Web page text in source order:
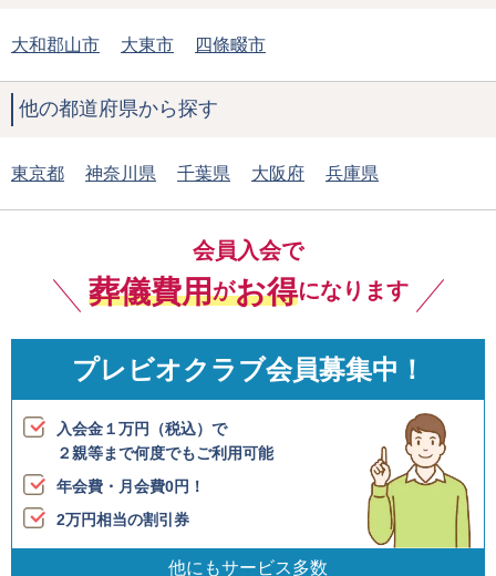
大和郡山市 大東市 四條畷市
他の都道府県から探す
東京都 神奈川県 千葉県 大阪府 兵庫県
会員入会で
葬儀費用がお得になります
プレビオクラブ会員募集中！
入会金１万円（税込）で
２親等まで何度でもご利用可能
年会費・月会費0円！
2万円相当の割引券
他にもサービス多数